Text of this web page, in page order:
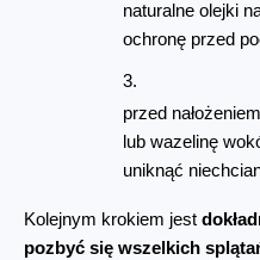
naturalne olejki
ochronę przed
przed
lub wazelinę
uniknąć
Kolejnym krokiem jest
pozbyć się wszelkich